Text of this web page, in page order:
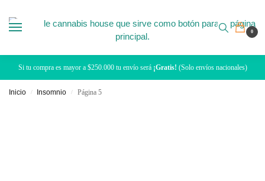
0
Si tu compra es mayor a $250.000 tu envío será ¡Gratis! (Solo envíos nacionales)
Inicio / Insomnio / Página 5